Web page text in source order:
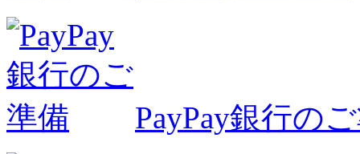
PayPay銀行の